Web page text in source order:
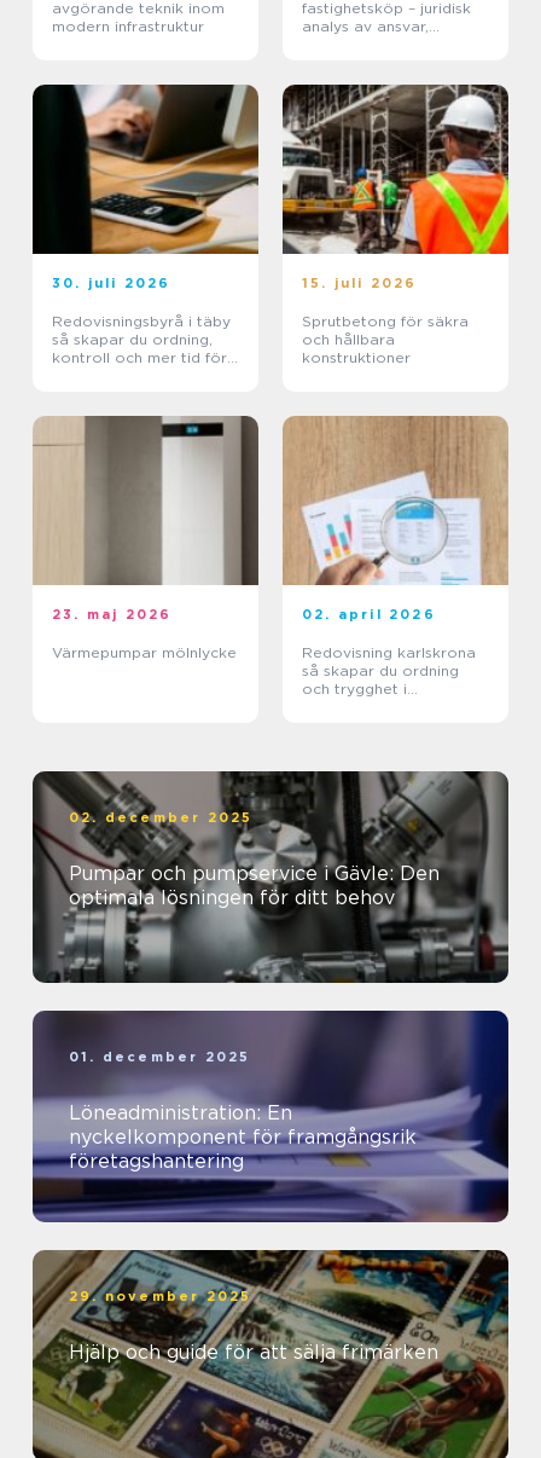
avgörande teknik inom
modern infrastruktur
fastighetsköp – juridisk
analys av ansvar,
30. juli 2026
Redovisningsbyrå i täby
så skapar du ordning,
kontroll och mer tid för
15. juli 2026
Sprutbetong för säkra
och hållbara
konstruktioner
23. maj 2026
Värmepumpar mölnlycke
02. april 2026
Redovisning karlskrona
så skapar du ordning
och trygghet i
02. december 2025
Pumpar och pumpservice i Gävle: Den
optimala lösningen för ditt behov
01. december 2025
Löneadministration: En
nyckelkomponent för framgångsrik
företagshantering
29. november 2025
Hjälp och guide för att sälja frimärken